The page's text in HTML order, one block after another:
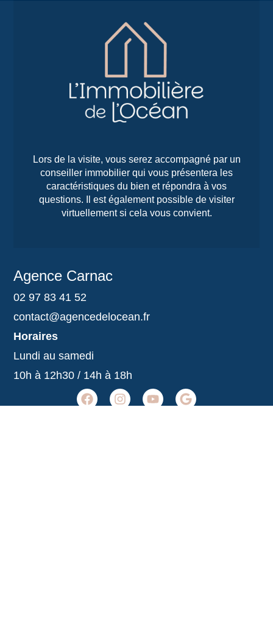
Agence Carnac
02 97 83 41 52
contact@agencedelocean.fr
Horaires
Lundi au samedi
10h à 12h30 / 14h à 18h
Lors de la visite, vous serez accompagné par un
conseiller immobilier qui vous présentera les
caractéristiques du bien et répondra à vos
questions. Il est également possible de visiter
virtuellement si cela vous convient.